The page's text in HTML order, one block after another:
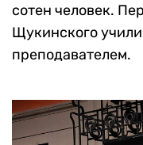
сотен человек.
Щукинского
преподавателем.